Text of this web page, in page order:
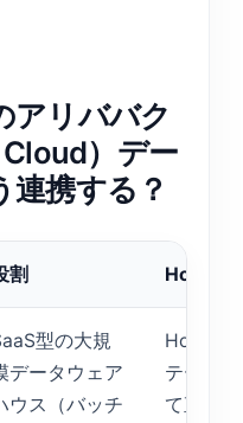
アリババク
）デー
連携する？
割
型の大規
データウェア
ウス（バッチ
テーブ
て直接